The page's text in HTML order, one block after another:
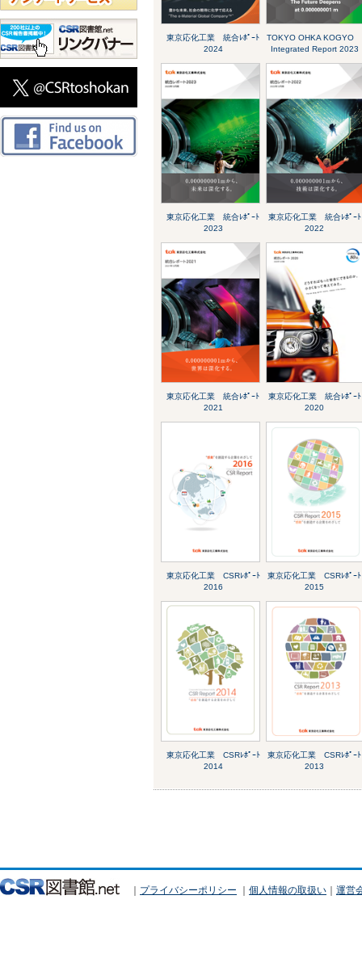
東京応化工業 統合ﾚﾎﾟｰﾄ
2024
TOKYO OHKA KOGYO
Integrated Report 2023
東京応化工業 統合ﾚﾎﾟｰﾄ
2023
東京応化工業 統合ﾚﾎﾟｰﾄ
2022
東京応化工業 統合ﾚﾎﾟｰﾄ
2021
東京応化工業 統合ﾚﾎﾟｰﾄ
2020
東京応化工業 CSRﾚﾎﾟｰﾄ
2016
東京応化工業 CSRﾚﾎﾟｰﾄ
2015
東京応化工業 CSRﾚﾎﾟｰﾄ
2014
東京応化工業 CSRﾚﾎﾟｰﾄ
2013
｜ プライバシーポリシー ｜ 個人情報の取扱い ｜ 運営